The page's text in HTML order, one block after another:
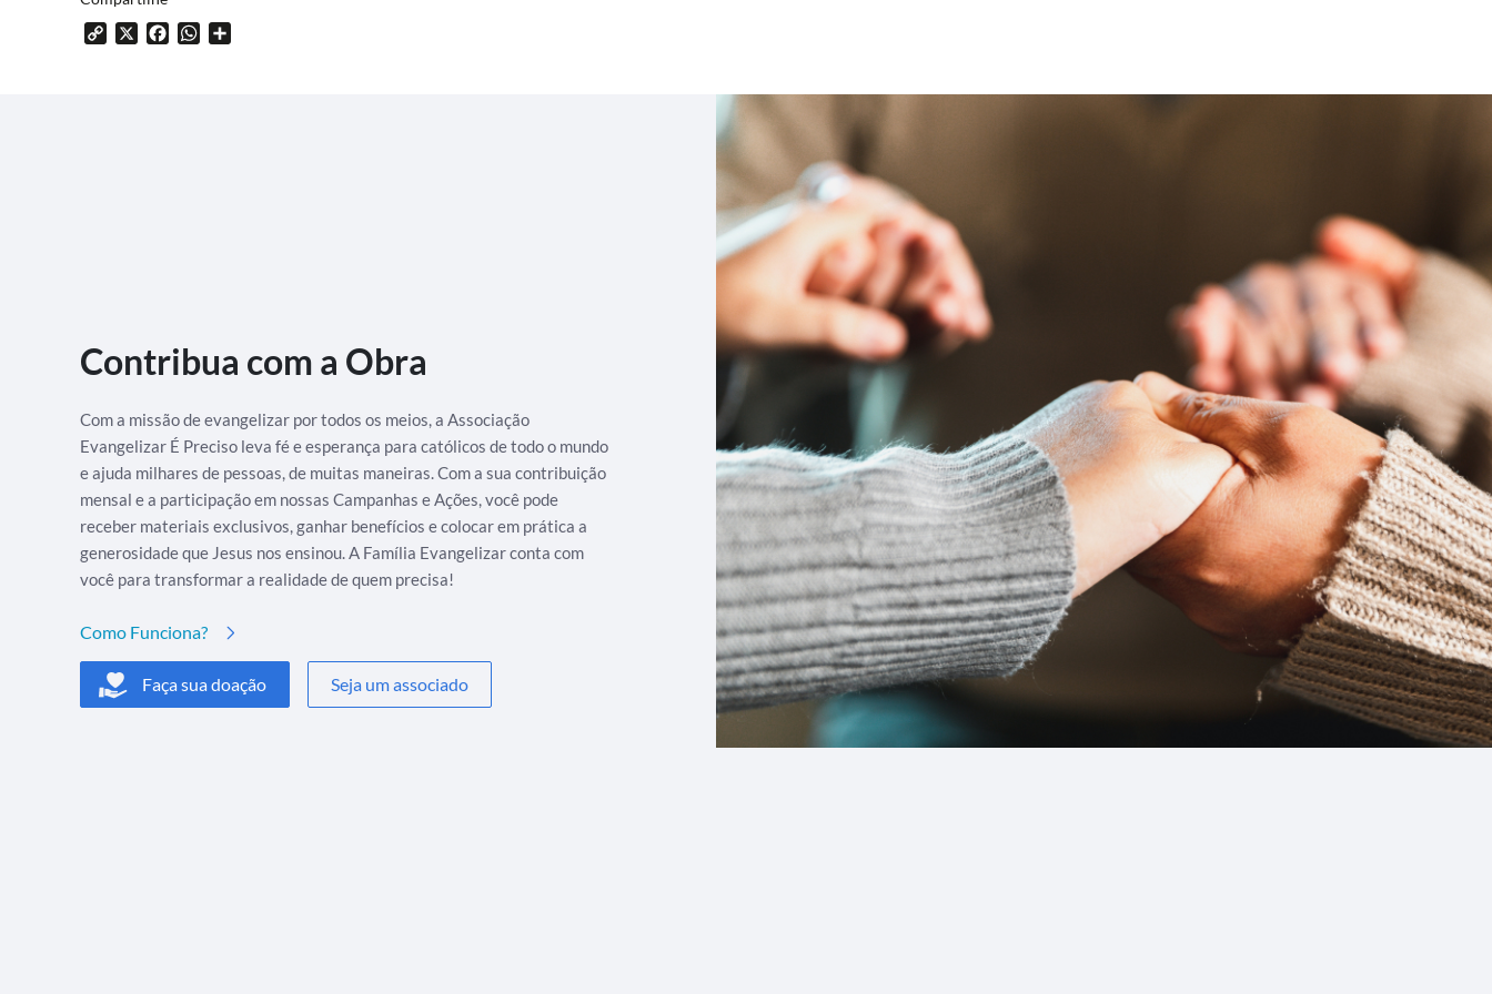
Copy
FacebookWhatsApp
Contribua com a Obra
Com a missão de evangelizar por todos os meios, a Associação
Evangelizar É Preciso leva fé e esperança para católicos de todo o mundo
e ajuda milhares de pessoas, de muitas maneiras. Com a sua contribuição
mensal e a participação em nossas Campanhas e Ações, você pode
receber materiais exclusivos, ganhar benefícios e colocar em prática a
generosidade que Jesus nos ensinou. A Família Evangelizar conta com
você para transformar a realidade de quem precisa!
Como Funciona?
Faça sua doação Seja um associado